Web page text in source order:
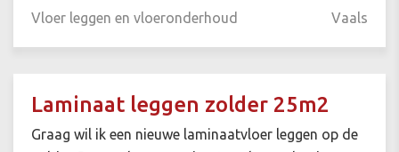
Vloer leggen en vloeronderhoud Vaals
Laminaat leggen zolder 25m2
Graag wil ik een nieuwe laminaatvloer leggen op de